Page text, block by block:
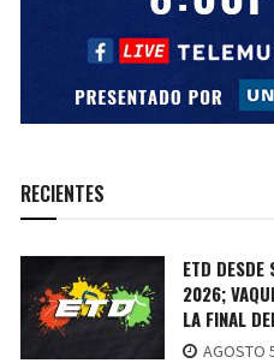
RECIENTES
ETD DESDE
2026;
LA FINAL
AGOSTO